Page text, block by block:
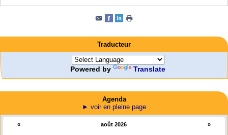
Traducteur
Powered by Translate
Agenda
► voir en pleine page
« août 2026 »